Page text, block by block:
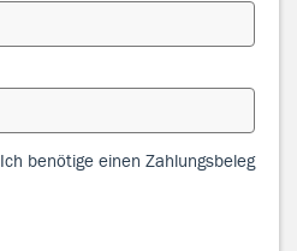
Ich benötige einen Zahlungsbeleg